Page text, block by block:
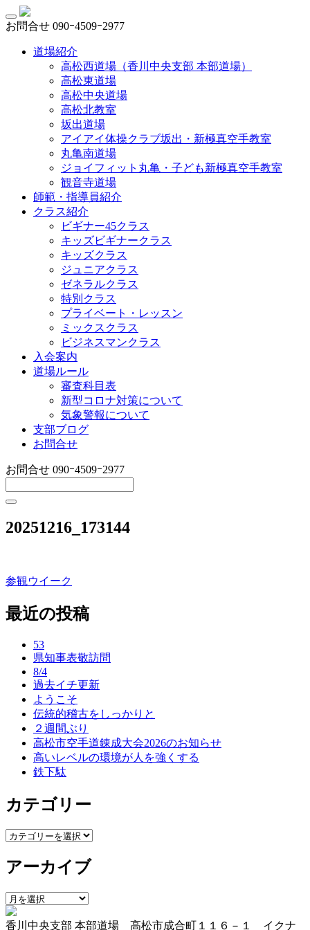
お問合せ 090ｰ4509ｰ2977
道場紹介
高松西道場（香川中央支部 本部道場）
高松東道場
高松中央道場
高松北教室
坂出道場
アイアイ体操クラブ坂出・新極真空手教室
丸亀南道場
ジョイフィット丸亀・子ども新極真空手教室
観音寺道場
師範・指導員紹介
クラス紹介
ビギナー45クラス
キッズビギナークラス
キッズクラス
ジュニアクラス
ゼネラルクラス
特別クラス
プライベート・レッスン
ミックスクラス
ビジネスマンクラス
入会案内
道場ルール
審査科目表
新型コロナ対策について
気象警報について
支部ブログ
お問合せ
お問合せ 090ｰ4509ｰ2977
20251216_173144
投
稿
参観ウイーク
最近の投稿
53
県知事表敬訪問
8/4
過去イチ更新
ようこそ
伝統的稽古をしっかりと
２週間ぶり
高松市空手道錬成大会2026のお知らせ
高いレベルの環境が人を強くする
鉄下駄
カテゴリー
カ
ゴ
ー
アーカイブ
ア
ー
カ
香川中央支部 本部道場 高松市成合町１１６－１ イクナ